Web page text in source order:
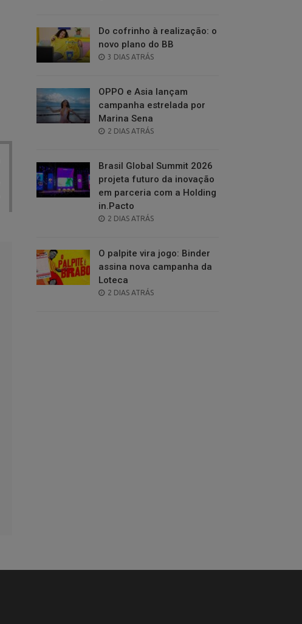
Do cofrinho à realização: o
novo plano do BB
POSTED
3 DIAS ATRÁS
OPPO e Asia lançam
campanha estrelada por
Marina Sena
POSTED
2 DIAS ATRÁS
Brasil Global Summit 2026
projeta futuro da inovação
em parceria com a Holding
in.Pacto
POSTED
2 DIAS ATRÁS
O palpite vira jogo: Binder
assina nova campanha da
Loteca
POSTED
2 DIAS ATRÁS